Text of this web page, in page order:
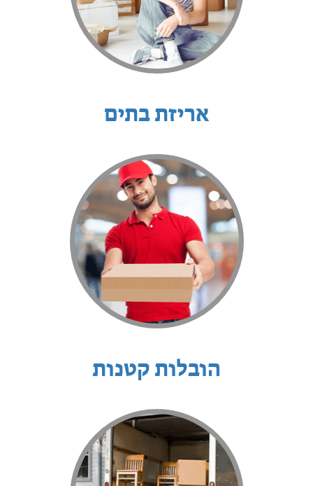
אריזת בתים
הובלות קטנות